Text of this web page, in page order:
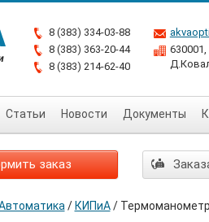
8 (383) 334-03-88
8 (383) 363-20-44
8 (383) 214-62-40
Статьи Новости Документы
заказ
/ КИПиА/